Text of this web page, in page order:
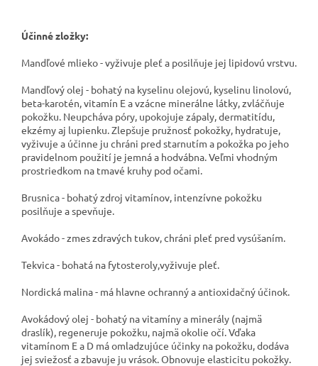
Účinné zložky:
Mandľové mlieko - vyživuje pleť a posilňuje jej lipidovú vrstvu.
Mandľový olej - bohatý na kyselinu olejovú, kyselinu linolovú,
beta-karotén, vitamín E a vzácne minerálne látky, zvláčňuje
pokožku. Neupcháva póry, upokojuje zápaly, dermatitídu,
ekzémy aj lupienku. Zlepšuje pružnosť pokožky, hydratuje,
vyživuje a účinne ju chráni pred starnutím a pokožka po jeho
pravidelnom použití je jemná a hodvábna. Veľmi vhodným
prostriedkom na tmavé kruhy pod očami.
Brusnica - bohatý zdroj vitamínov, intenzívne pokožku
posilňuje a spevňuje.
Avokádo - zmes zdravých tukov, chráni pleť pred vysúšaním.
Tekvica - bohatá na fytosteroly,vyživuje pleť.
Nordická malina - má hlavne ochranný a antioxidačný účinok.
Avokádový olej - bohatý na vitamíny a minerály (najmä
draslík), regeneruje pokožku, najmä okolie očí. Vďaka
vitamínom E a D má omladzujúce účinky na pokožku, dodáva
jej sviežosť a zbavuje ju vrások. Obnovuje elasticitu pokožky.